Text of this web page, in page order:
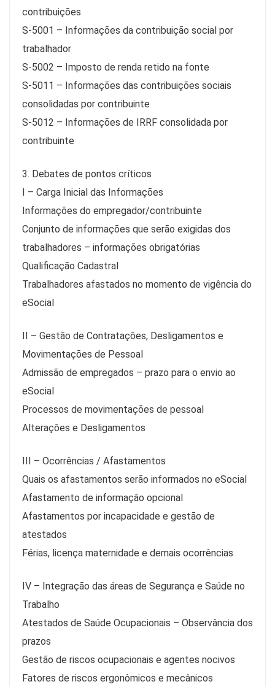
contribuições
S-5001 – Informações da contribuição social por
trabalhador
S-5002 – Imposto de renda retido na fonte
S-5011 – Informações das contribuições sociais
consolidadas por contribuinte
S-5012 – Informações de IRRF consolidada por
contribuinte
3. Debates de pontos críticos
I – Carga Inicial das Informações
Informações do empregador/contribuinte
Conjunto de informações que serão exigidas dos
trabalhadores – informações obrigatórias
Qualificação Cadastral
Trabalhadores afastados no momento de vigência do
eSocial
II – Gestão de Contratações, Desligamentos e
Movimentações de Pessoal
Admissão de empregados – prazo para o envio ao
eSocial
Processos de movimentações de pessoal
Alterações e Desligamentos
III – Ocorrências / Afastamentos
Quais os afastamentos serão informados no eSocial
Afastamento de informação opcional
Afastamentos por incapacidade e gestão de
atestados
Férias, licença maternidade e demais ocorrências
IV – Integração das áreas de Segurança e Saúde no
Trabalho
Atestados de Saúde Ocupacionais – Observância dos
prazos
Gestão de riscos ocupacionais e agentes nocivos
Fatores de riscos ergonômicos e mecânicos